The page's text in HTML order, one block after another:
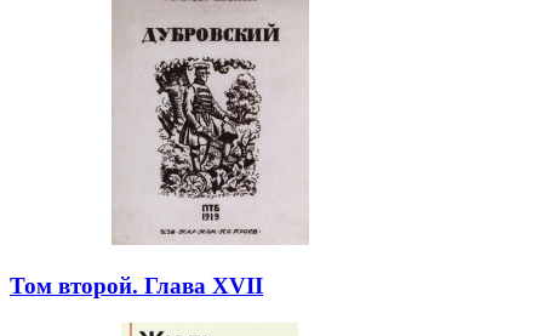
Том второй. Глава XVII